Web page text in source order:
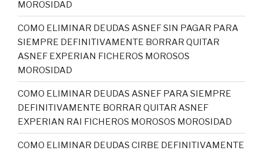
MOROSIDAD
COMO ELIMINAR DEUDAS ASNEF SIN PAGAR PARA
SIEMPRE DEFINITIVAMENTE BORRAR QUITAR
ASNEF EXPERIAN FICHEROS MOROSOS
MOROSIDAD
COMO ELIMINAR DEUDAS ASNEF PARA SIEMPRE
DEFINITIVAMENTE BORRAR QUITAR ASNEF
EXPERIAN RAI FICHEROS MOROSOS MOROSIDAD
COMO ELIMINAR DEUDAS CIRBE DEFINITIVAMENTE